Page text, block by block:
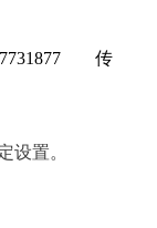
7731877 传
置。